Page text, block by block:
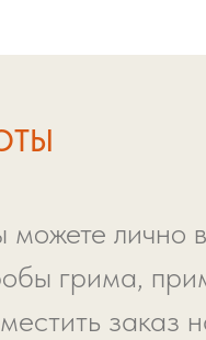
лично
грима,
заказ